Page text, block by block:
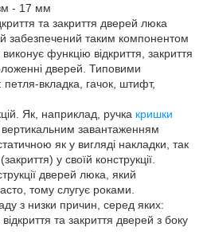
- 17 мм
та закриття дверей люка
забезпечений таким компонентом
функцію відкриття, закриття
дверей. Типовими
петля-вкладка, гачок, штифт,
Як, наприклад, ручка кришки
завантаженням
як у вигляді накладки, так
у своїй конструкції.
дверей люка, який
тому слугує роками.
з низки причин, серед яких:
та закриття дверей з боку